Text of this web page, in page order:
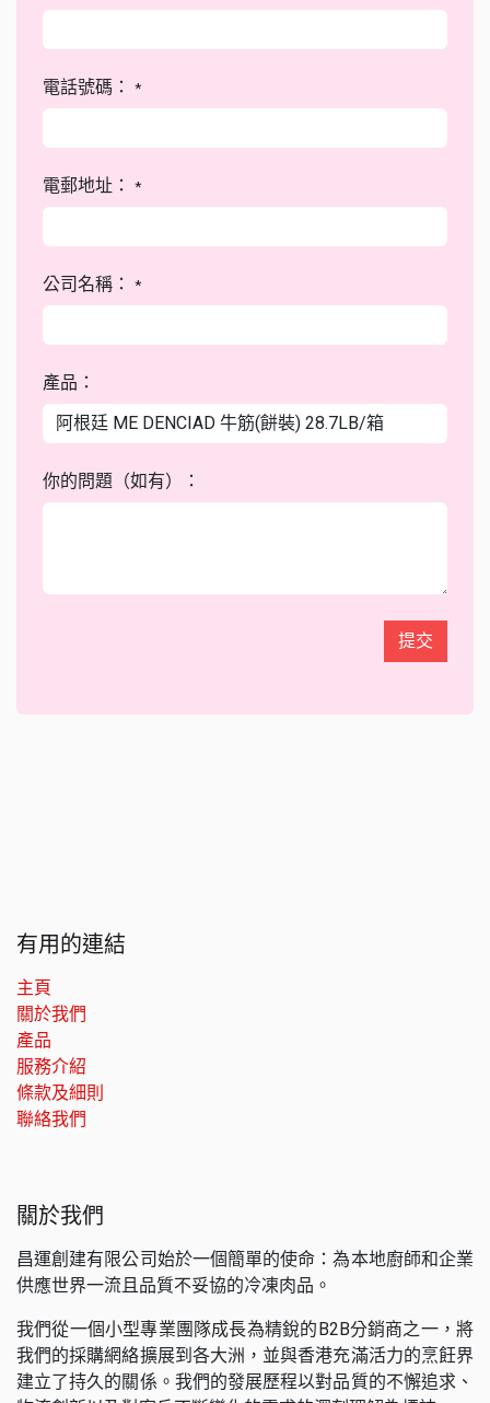
電話號碼： *
電郵地址： *
公司名稱： *
產品：
你的問題（如有）：
提交
有用的連結
主頁
關於我們
產品
服務介紹
條款及細則
聯絡我們
關於我們
昌運創建有限公司始於一個簡單的使命：為本地廚師和企業
供應世界一流且品質不妥協的冷凍肉品。
我們從一個小型專業團隊成長為精銳的B2B分銷商之一，將
我們的採購網絡擴展到各大洲，並與香港充滿活力的烹飪界
建立了持久的關係。我們的發展歷程以對品質的不懈追求、